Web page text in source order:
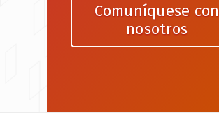
Comuníquese con
nosotros